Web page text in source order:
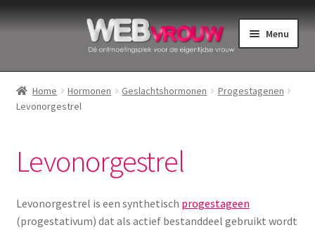
Ga
Ga
Menu
Home
Bekkenbodemspieren
Menstruatiecups
Home Hormonen Geslachtshormonen
Progestagenen
Levonorgestrel
Levonorgestrel
Levonorgestrel is een synthetisch progestageen
(progestativum) dat als actief bestanddeel gebruikt wordt